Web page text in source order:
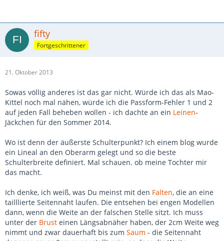
fifty
Fortgeschrittener
21. Oktober 2013
Sowas völlig anderes ist das gar nicht. Würde ich das als Mao-
Kittel noch mal nähen, würde ich die Passform-Fehler 1 und 2
auf jeden Fall beheben wollen - ich dachte an ein Leinen-
Jäckchen für den Sommer 2014.
Wo ist denn der äußerste Schulterpunkt? Ich einem blog wurde
ein Lineal an den Oberarm gelegt und so die beste
Schulterbreite definiert. Mal schauen. ob meine Tochter mir
das macht.
Ich denke, ich weiß, was Du meinst mit den Falten, die an eine
tailllierte Seitennaht laufen. Die entsehen bei engen Modellen
dann, wenn die Weite an der falschen Stelle sitzt. Ich muss
unter der Brust einen Längsabnäher haben, der 2cm Weite weg
nimmt und zwar dauerhaft bis zum Saum - die Seitennaht